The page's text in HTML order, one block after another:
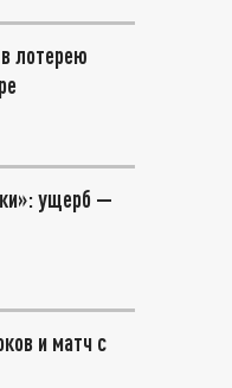
лотерею
ущерб —
и матч с